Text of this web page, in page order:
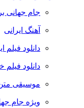
جام جهانی
آهنگ ایرانی
دانلود فیلم
دانلود فیلم
موسیقی
ویژه جام جهانی 2018